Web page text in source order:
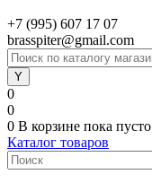
+7 (995) 607 17 07
brasspiter@gmail.com
0
0
0 В корзине пока пусто
Каталог товаров